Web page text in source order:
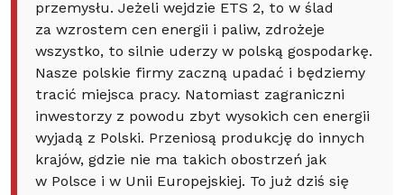
przemysłu. Jeżeli wejdzie ETS 2, to w ślad
za wzrostem cen energii i paliw, zdrożeje
wszystko, to silnie uderzy w polską gospodarkę.
Nasze polskie firmy zaczną upadać i będziemy
tracić miejsca pracy. Natomiast zagraniczni
inwestorzy z powodu zbyt wysokich cen energii
wyjadą z Polski. Przeniosą produkcję do innych
krajów, gdzie nie ma takich obostrzeń jak
w Polsce i w Unii Europejskiej. To już dziś się